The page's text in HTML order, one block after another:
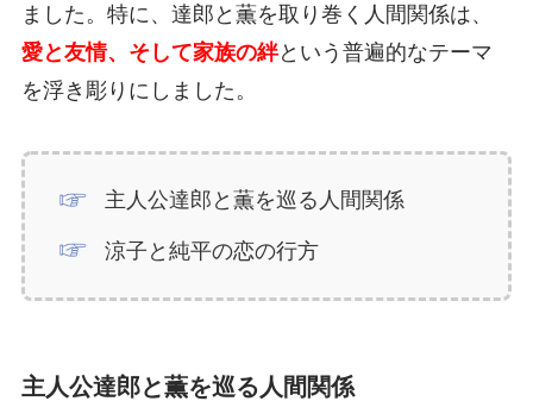
ました。特に、達郎と薫を取り巻く人間関係は、
愛と友情、そして家族の絆という普遍的なテーマ
を浮き彫りにしました。
主人公達郎と薫を巡る人間関係
涼子と純平の恋の行方
主人公達郎と薫を巡る人間関係